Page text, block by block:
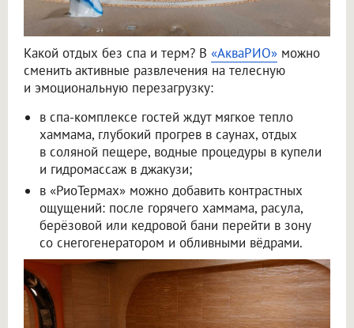
Какой отдых без спа и терм? В «АкваРИО» можно
сменить активные развлечения на телесную
и эмоциональную перезагрузку:
в спа-комплексе гостей ждут мягкое тепло
хаммама, глубокий прогрев в саунах, отдых
в соляной пещере, водные процедуры в купели
и гидромассаж в джакузи;
в «РиоТермах» можно добавить контрастных
ощущений: после горячего хаммама, расула,
берёзовой или кедровой бани перейти в зону
со снегогенератором и обливными вёдрами.